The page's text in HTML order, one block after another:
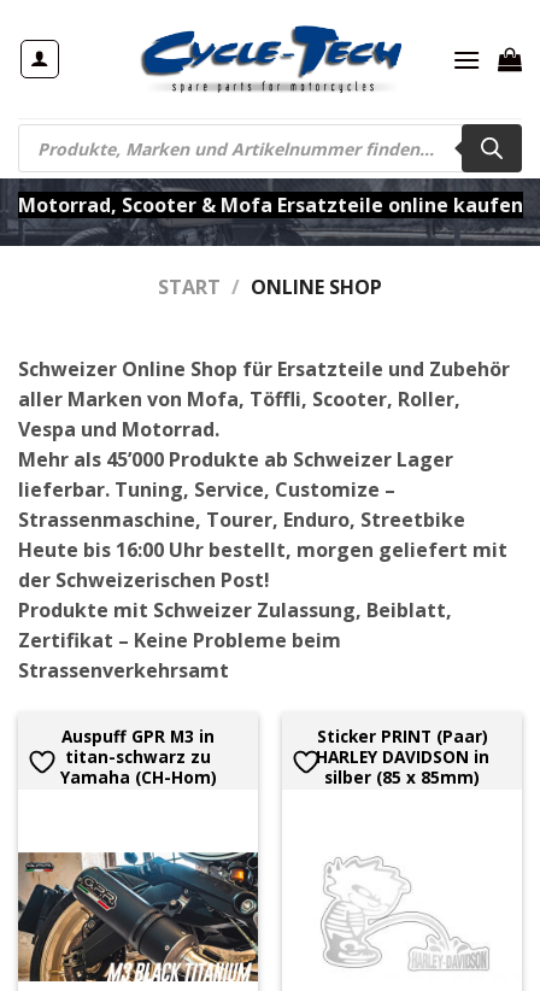
Inhalt
springen
Products
search
Motorrad, Scooter & Mofa Ersatzteile online kaufen
START / ONLINE SHOP
Schweizer Online Shop für Ersatzteile und Zubehör
aller Marken von Mofa, Töffli, Scooter, Roller,
Vespa und Motorrad.
Mehr als 45’000 Produkte ab Schweizer Lager
lieferbar. Tuning, Service, Customize –
Strassenmaschine, Tourer, Enduro, Streetbike
Heute bis 16:00 Uhr bestellt, morgen geliefert mit
der Schweizerischen Post!
Produkte mit Schweizer Zulassung, Beiblatt,
Zertifikat – Keine Probleme beim
Strassenverkehrsamt
Auspuff GPR M3 in
titan-schwarz zu
Yamaha (CH-Hom)
Sticker PRINT (Paar)
HARLEY DAVIDSON in
silber (85 x 85mm)